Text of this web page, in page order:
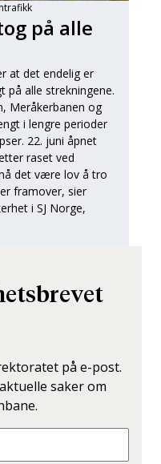
på alle
at det endelig er
på alle strekningene.
Meråkerbanen og
i lengre perioder
22. juni åpnet
raset ved
det være lov å tro
framover, sier
i SJ Norge,
på e-post.
saker om